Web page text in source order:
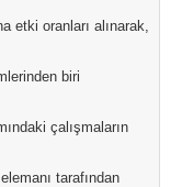
etki oranları alınarak,
biri
çalışmaların
tarafından